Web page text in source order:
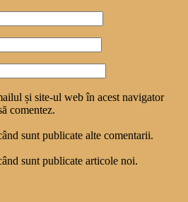
și site-ul web în acest navigator
comentez.
sunt publicate alte comentarii.
sunt publicate articole noi.